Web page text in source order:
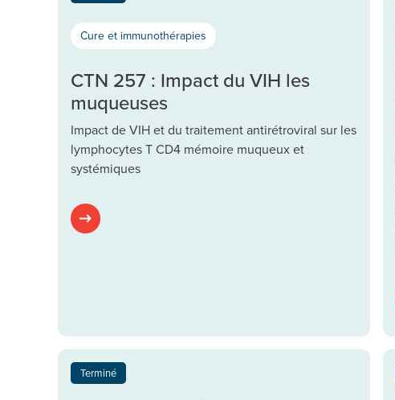
Cure et immunothérapies
CTN 257 : Impact du VIH les
muqueuses
Impact de VIH et du traitement antirétroviral sur les
lymphocytes T CD4 mémoire muqueux et
systémiques
Terminé